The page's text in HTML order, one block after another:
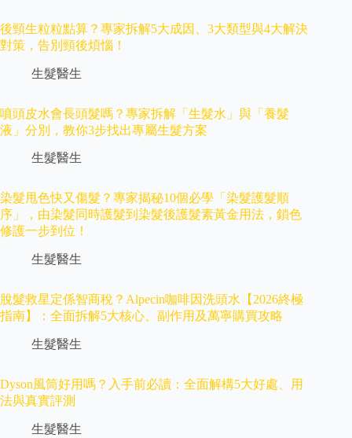
後頸生粒粒點算？專家拆解5大成因、3大類型與4大解決
對策，告別頸後煩惱！
生髮醫生
噴頭皮水會長頭髮嗎？專家拆解「生髮水」與「養髮
液」分別，教你3步找出專屬生髮方案
生髮醫生
染髮甩色快又傷髮？專家揭秘10個必學「染髮護髮順
序」，由染髮同時護髮到染髮後護髮素黃金用法，鎖色
修護一步到位！
生髮醫生
脫髮救星定係智商稅？Alpecin咖啡因洗頭水【2026終極
指南】：全面拆解5大核心、副作用及萬寧購買攻略
生髮醫生
Dyson風筒好用嗎？入手前必讀：全面解構5大好處、用
法與真實評測
生髮醫生